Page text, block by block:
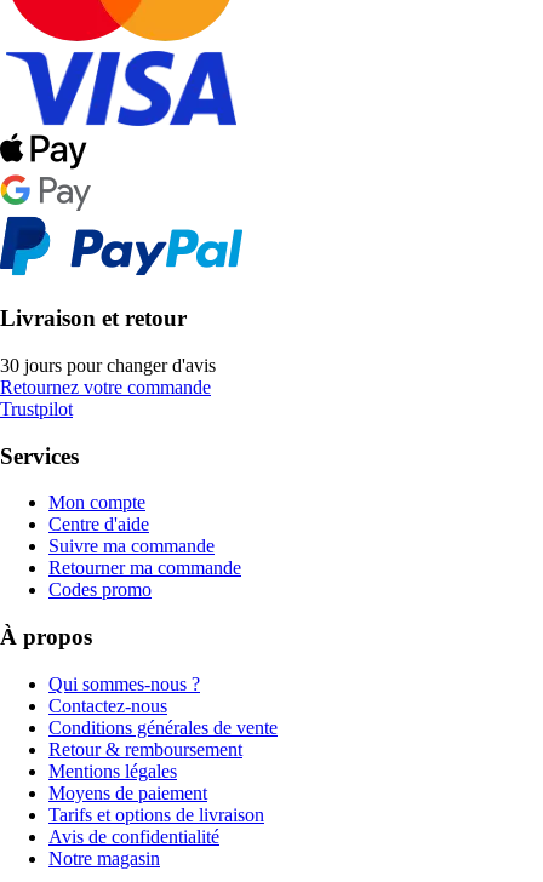
Livraison et retour
30 jours pour changer d'avis
Retournez votre commande
Trustpilot
Services
Mon compte
Centre d'aide
Suivre ma commande
Retourner ma commande
Codes promo
À propos
Qui sommes-nous ?
Contactez-nous
Conditions générales de vente
Retour & remboursement
Mentions légales
Moyens de paiement
Tarifs et options de livraison
Avis de confidentialité
Notre magasin